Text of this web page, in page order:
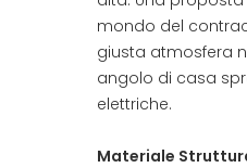
mondo del
giusta atmosfera
angolo di casa
elettriche.
Materiale